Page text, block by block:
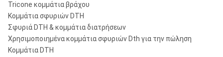
Tricone κομμάτια βράχου
Κομμάτια σφυριών DTH
Σφυριά DTH & κομμάτια διατρήσεων
Χρησιμοποιημένα κομμάτια σφυριών Dth για την πώληση
Κομμάτια DTH